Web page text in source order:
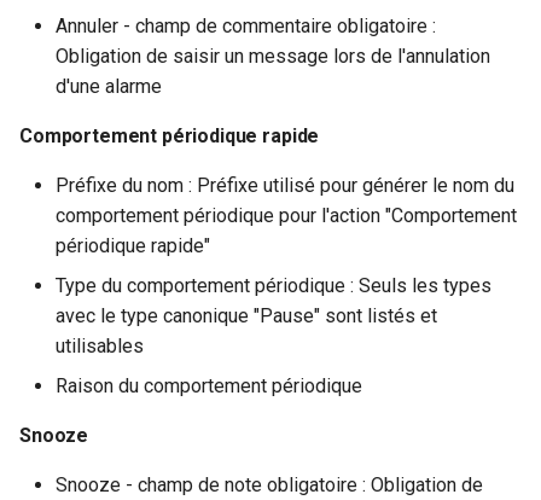
Annuler - champ de commentaire obligatoire :
Obligation de saisir un message lors de l'annulation
d'une alarme
Comportement périodique rapide
Préfixe du nom : Préfixe utilisé pour générer le nom du
comportement périodique pour l'action "Comportement
périodique rapide"
Type du comportement périodique : Seuls les types
avec le type canonique "Pause" sont listés et
utilisables
Raison du comportement périodique
Snooze
Snooze - champ de note obligatoire : Obligation de